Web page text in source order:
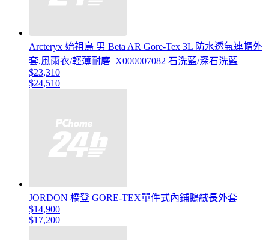
Arcteryx 始祖鳥 男 Beta AR Gore-Tex 3L 防水透氣連帽外
套.風雨衣/輕薄耐磨_X000007082 石洗藍/深石洗藍
$23,310
$24,510
JORDON 橋登 GORE-TEX單件式內鋪鵝絨長外套
$14,900
$17,200